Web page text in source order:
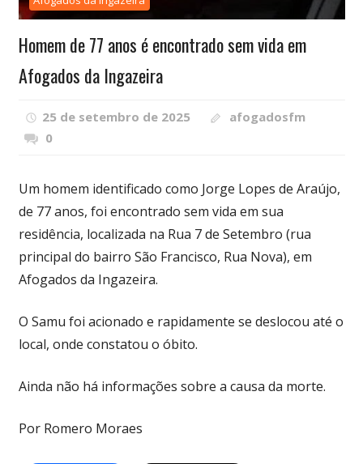
Homem de 77 anos é encontrado sem vida em
Afogados da Ingazeira
25 de setembro de 2025
afogadosfm
0
Um homem identificado como Jorge Lopes de Araújo,
de 77 anos, foi encontrado sem vida em sua
residência, localizada na Rua 7 de Setembro (rua
principal do bairro São Francisco, Rua Nova), em
Afogados da Ingazeira.
O Samu foi acionado e rapidamente se deslocou até o
local, onde constatou o óbito.
Ainda não há informações sobre a causa da morte.
Por Romero Moraes